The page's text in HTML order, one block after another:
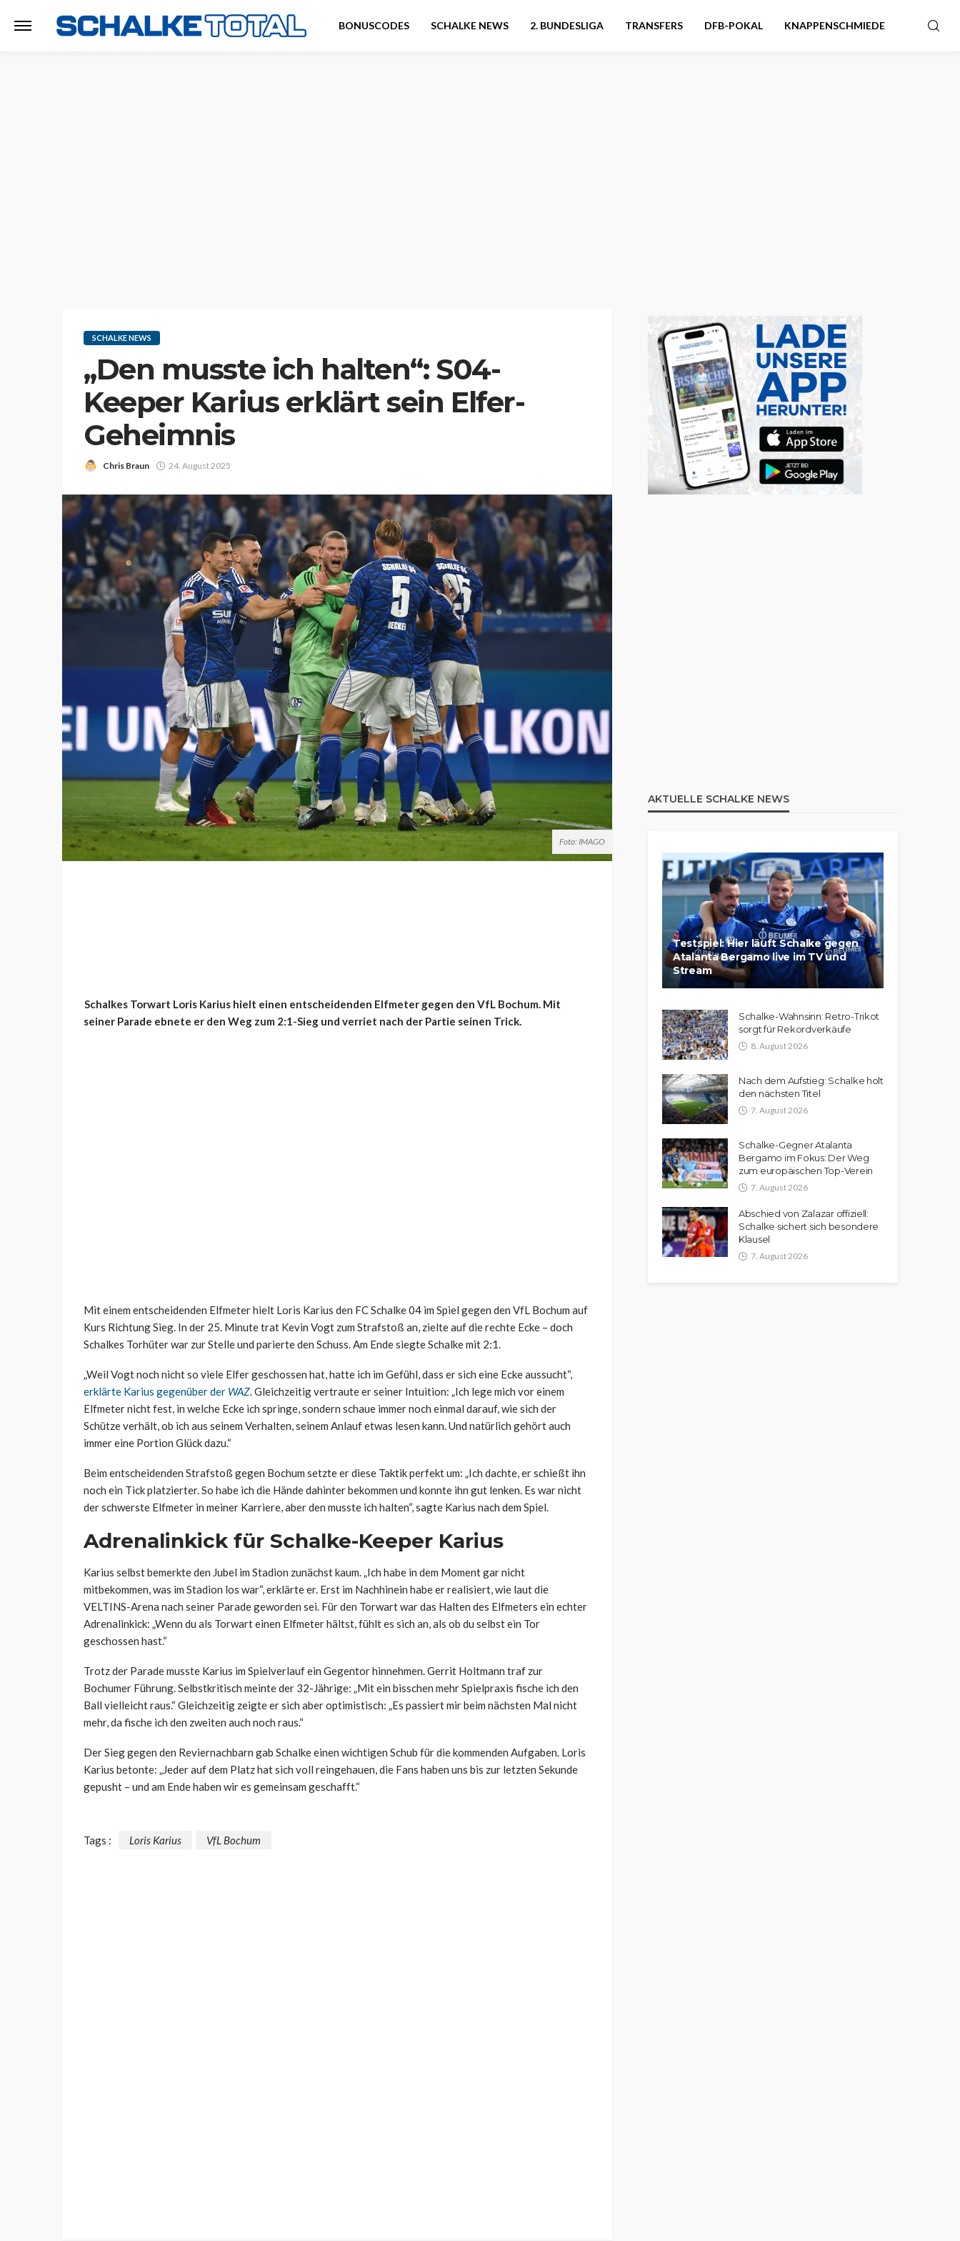
BONUSCODES SCHALKE NEWS 2. BUNDESLIGA TRANSFERS DFB-POKAL KNAPPENSCHMIEDE
SCHALKE NEWS
„Den musste ich halten“: S04-
Keeper Karius erklärt sein Elfer-
Geheimnis
Chris Braun 24. August 2025
Foto: IMAGO
Schalkes Torwart Loris Karius hielt einen entscheidenden Elfmeter gegen den VfL Bochum. Mit
seiner Parade ebnete er den Weg zum 2:1-Sieg und verriet nach der Partie seinen Trick.
Mit einem entscheidenden Elfmeter hielt Loris Karius den FC Schalke 04 im Spiel gegen den VfL Bochum auf
Kurs Richtung Sieg. In der 25. Minute trat Kevin Vogt zum Strafstoß an, zielte auf die rechte Ecke – doch
Schalkes Torhüter war zur Stelle und parierte den Schuss. Am Ende siegte Schalke mit 2:1.
„Weil Vogt noch nicht so viele Elfer geschossen hat, hatte ich im Gefühl, dass er sich eine Ecke aussucht“,
erklärte Karius gegenüber der WAZ. Gleichzeitig vertraute er seiner Intuition: „Ich lege mich vor einem
Elfmeter nicht fest, in welche Ecke ich springe, sondern schaue immer noch einmal darauf, wie sich der
Schütze verhält, ob ich aus seinem Verhalten, seinem Anlauf etwas lesen kann. Und natürlich gehört auch
immer eine Portion Glück dazu.“
Beim entscheidenden Strafstoß gegen Bochum setzte er diese Taktik perfekt um: „Ich dachte, er schießt ihn
noch ein Tick platzierter. So habe ich die Hände dahinter bekommen und konnte ihn gut lenken. Es war nicht
der schwerste Elfmeter in meiner Karriere, aber den musste ich halten“, sagte Karius nach dem Spiel.
Adrenalinkick für Schalke-Keeper Karius
Karius selbst bemerkte den Jubel im Stadion zunächst kaum. „Ich habe in dem Moment gar nicht
mitbekommen, was im Stadion los war“, erklärte er. Erst im Nachhinein habe er realisiert, wie laut die
VELTINS-Arena nach seiner Parade geworden sei. Für den Torwart war das Halten des Elfmeters ein echter
Adrenalinkick: „Wenn du als Torwart einen Elfmeter hältst, fühlt es sich an, als ob du selbst ein Tor
geschossen hast.“
Trotz der Parade musste Karius im Spielverlauf ein Gegentor hinnehmen. Gerrit Holtmann traf zur
Bochumer Führung. Selbstkritisch meinte der 32-Jährige: „Mit ein bisschen mehr Spielpraxis fische ich den
Ball vielleicht raus.“ Gleichzeitig zeigte er sich aber optimistisch: „Es passiert mir beim nächsten Mal nicht
mehr, da fische ich den zweiten auch noch raus.“
Der Sieg gegen den Reviernachbarn gab Schalke einen wichtigen Schub für die kommenden Aufgaben. Loris
Karius betonte: „Jeder auf dem Platz hat sich voll reingehauen, die Fans haben uns bis zur letzten Sekunde
gepusht – und am Ende haben wir es gemeinsam geschafft.“
Tags : Loris Karius VfL Bochum
AKTUELLE SCHALKE NEWS
Testspiel: Hier läuft Schalke gegen
Atalanta Bergamo live im TV und
Stream
Schalke-Wahnsinn: Retro-Trikot
sorgt für Rekordverkäufe
8. August 2026
Nach dem Aufstieg: Schalke holt
den nächsten Titel
7. August 2026
Schalke-Gegner Atalanta
Bergamo im Fokus: Der Weg
zum europäischen Top-Verein
7. August 2026
Abschied von Zalazar offiziell:
Schalke sichert sich besondere
Klausel
7. August 2026